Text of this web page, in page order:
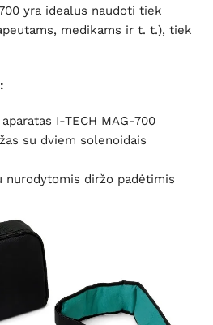
yra idealus naudoti tiek
medikams ir t. t.), tiek
I-TECH MAG-700
su dviem solenoidais
nurodytomis diržo padėtimis